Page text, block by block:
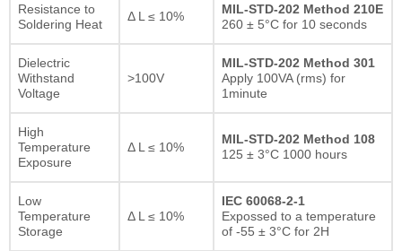
Resistance to
Soldering Heat
Δ L ≤ 10%
MIL-STD-202 Method 210E
260 ± 5°C for 10 seconds
Dielectric
Withstand
Voltage
>100V
MIL-STD-202 Method 301
Apply 100VA (rms) for
1minute
High
Temperature
Exposure
Δ L ≤ 10%
MIL-STD-202 Method 108
125 ± 3°C 1000 hours
Low
Temperature
Storage
Δ L ≤ 10%
IEC 60068-2-1
Expossed to a temperature
of -55 ± 3°C for 2H